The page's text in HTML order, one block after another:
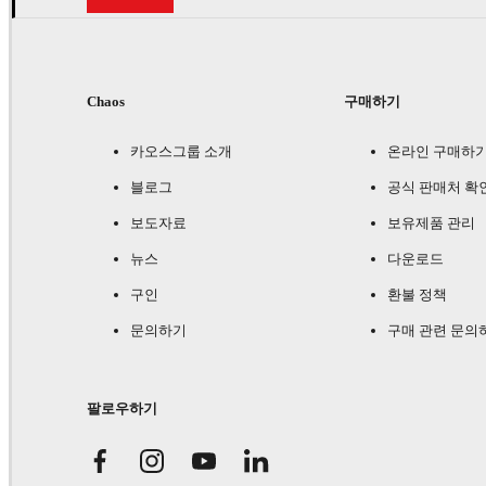
Chaos
카오스그룹 소개
블로그
보도자료
뉴스
구인
문의하기
구매하기
온라인 구매하
공식 판매처 확
보유제품 관리
다운로드
환불 정책
구매 관련 문의
팔로우하기